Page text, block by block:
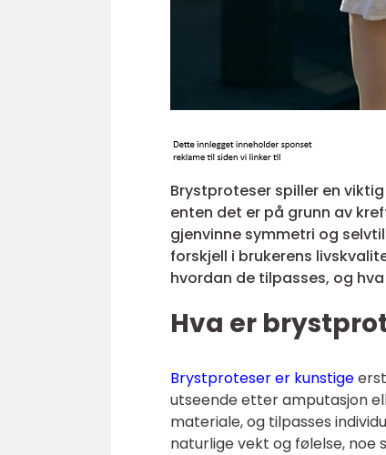
Brystproteser spiller en
enten det er på grunn av
gjenvinne symmetri og
forskjell i brukerens
hvordan de tilpasses, og
Hva er
Brystproteser er kunstige
utseende etter amputasjon
materiale, og tilpasses
naturlige vekt og følelse,